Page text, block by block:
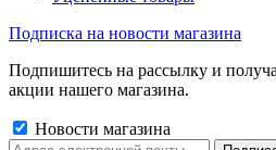
Подписка на новости магазина
Подпишитесь на рассылку и
акции нашего магазина.
Новости магазина